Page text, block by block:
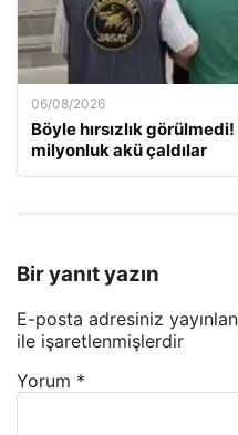
06/08/2026
Böyle hırsızlık
milyonluk akü çaldılar
Bir yanıt yazın
E-posta adresiniz
ile işaretlenmişlerdir
Yorum *